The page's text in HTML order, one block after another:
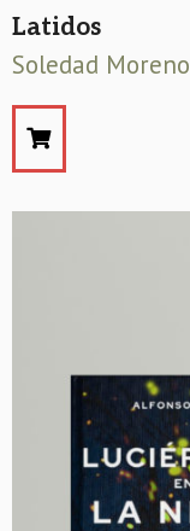
Latidos
Soledad Moreno